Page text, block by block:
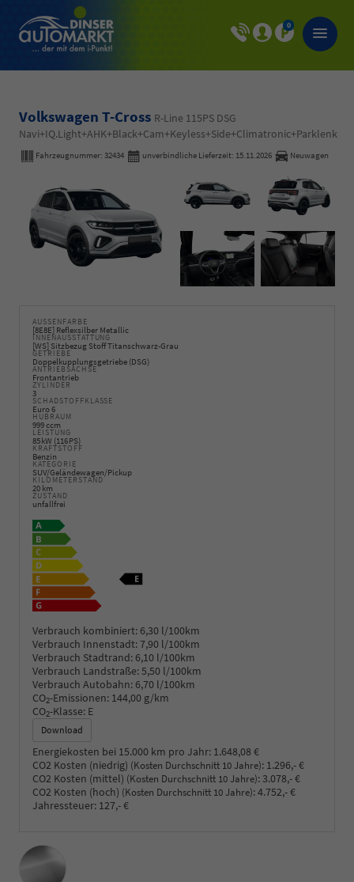
0
Volkswagen T-Cross R-Line 115PS DSG
Navi+IQ.Light+AHK+Black+Cam+Keyless+Side+Climatronic+Parklenk
Fahrzeugnummer: 32434 unverbindliche Lieferzeit: 15.11.2026 Neuwagen
AUSSENFARBE
[8E8E] Reflexsilber Metallic
INNENAUSSTATTUNG
[WS] Sitzbezug Stoff Titanschwarz-Grau
GETRIEBE
Doppelkupplungsgetriebe (DSG)
ANTRIEBSACHSE
Frontantrieb
ZYLINDER
3
SCHADSTOFFKLASSE
Euro 6
HUBRAUM
999 ccm
LEISTUNG
85 kW (116 PS)
KRAFTSTOFF
Benzin
KATEGORIE
SUV/Geländewagen/Pickup
KILOMETERSTAND
20 km
ZUSTAND
unfallfrei
Verbrauch kombiniert: 6,30 l/100km
Verbrauch Innenstadt:7,90 l/100km
Verbrauch Stadtrand: 6,10 l/100km
Verbrauch Landstraße:5,50 l/100km
Verbrauch Autobahn: 6,70 l/100km
CO2-Emissionen: 144,00 g/km
CO2-Klasse: E
Download
Energiekosten bei 15.000 km pro Jahr: 1.648,08 €
CO2 Kosten (niedrig) (Kosten Durchschnitt 10 Jahre): 1.296,- €
CO2 Kosten (mittel) (Kosten Durchschnitt 10 Jahre):3.078,- €
CO2 Kosten (hoch) (Kosten Durchschnitt 10 Jahre):4.752,- €
Jahressteuer: 127,- €